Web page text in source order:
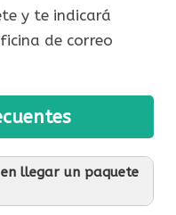
y te indicará
de correo
llegar un paquete